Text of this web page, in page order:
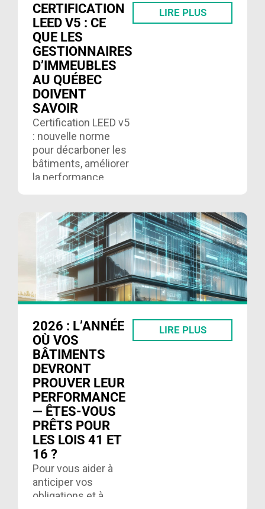
CERTIFICATION
LEED V5 : CE
QUE LES
GESTIONNAIRES
D’IMMEUBLES
AU QUÉBEC
DOIVENT
SAVOIR
Certification LEED v5
: nouvelle norme
pour décarboner les
bâtiments, améliorer
la performance
au Québec. Lire ici……
LIRE PLUS
2026 : L’ANNÉE
OÙ VOS
BÂTIMENTS
DEVRONT
PROUVER LEUR
PERFORMANCE
— ÊTES-VOUS
PRÊTS POUR
LES LOIS 41 ET
16 ?
Pour vous aider à
anticiper vos
obligations et à
LIRE PLUS